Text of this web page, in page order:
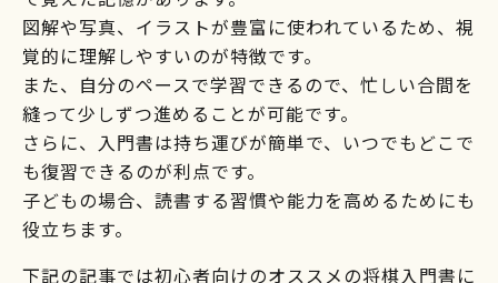
図解や写真、イラストが豊富に使われているため、視
覚的に理解しやすいのが特徴です。
また、自分のペースで学習できるので、忙しい合間を
縫って少しずつ進めることが可能です。
さらに、入門書は持ち運びが簡単で、いつでもどこで
も復習できるのが利点です。
子どもの場合、読書する習慣や能力を高めるためにも
役立ちます。
下記の記事では初心者向けのオススメの将棋入門書に